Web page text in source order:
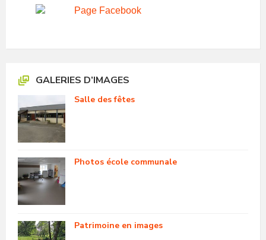
Page Facebook
GALERIES D’IMAGES
Salle des fêtes
Photos école communale
Patrimoine en images